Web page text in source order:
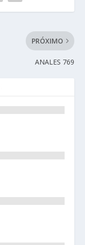
PRÓXIMO
ANALES 769